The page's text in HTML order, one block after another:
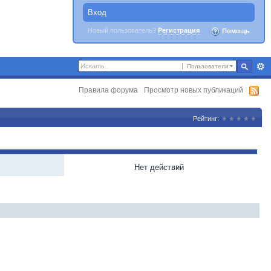
Вход
Новый пользователь? Регистрация Помощь
Пользователи
Правила форума Просмотр новых публикаций
Рейтинг:
Нет действий